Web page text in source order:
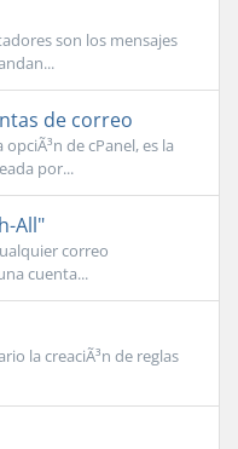
son los mensajes
de correo
de cPanel, es la
por...
All"
correo
cuenta...
la creaciÃ³n de reglas